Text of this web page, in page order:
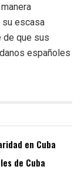
su escasa
de que sus
españoles
en Cuba
de Cuba